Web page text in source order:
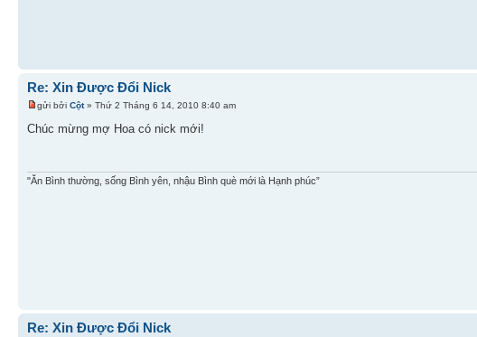
Re: Xin Được Đổi Nick
gửi bởi Cột» Thứ 2 Tháng 6 14, 2010 8:40 am
Chúc mừng mợ Hoa có nick mới!
"Ăn Bình thường, sống Bình yên, nhậu Bình què mới là Hạnh phúc”
Re: Xin Được Đổi Nick